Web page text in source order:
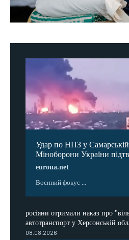
Удар по НПЗ у Самарській
Міноборони України
euroua.net
Воєнний фокус ...
росіяни отримали наказ про
автотранспорт у Херсонській
08.08.2026